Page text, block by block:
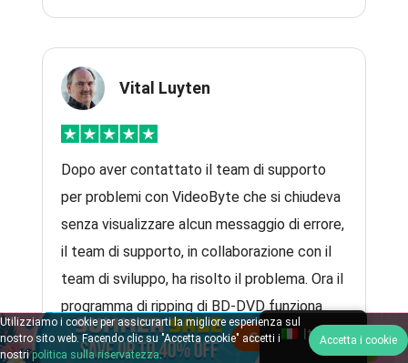
Vital Luyten
Dopo aver contattato il team di supporto
per problemi con VideoByte che si chiudeva
senza visualizzare alcun messaggio di errore,
il team di supporto, in collaborazione con il
team di sviluppo, ha risolto il problema. Ora il
programma di ripping di BD-DVD funziona
perfettamente. Ottimo servizio!
Italian
Utilizziamo i cookie per assicurarti la migliore esperienza sul
nostro sito web. Facendo clic su "Accetta cookie" accetti i
nostripolitica sulla riservatezza.
Accetta i cookie